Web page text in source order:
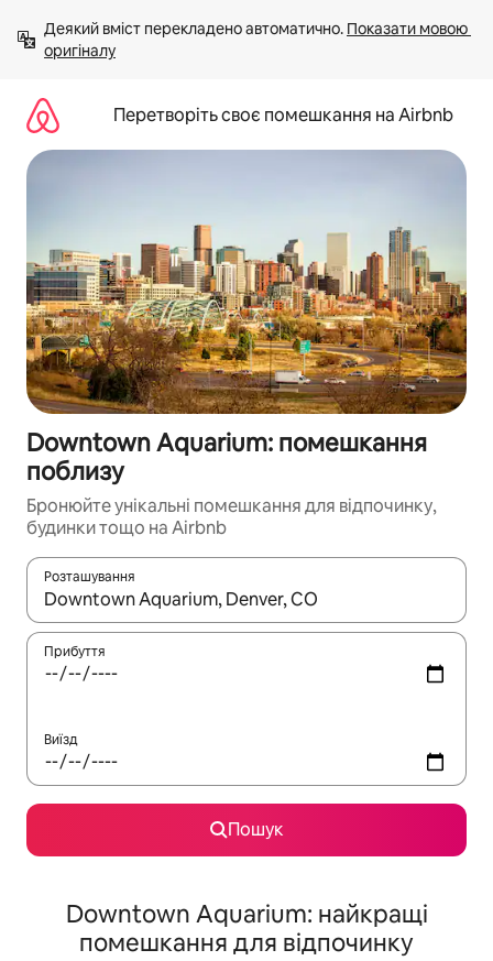
вмісту
Деякий вміст перекладено автоматично. Показати мовою
оригіналу
Перетворіть своє помешкання на Airbnb
Downtown Aquarium: помешкання
поблизу
Бронюйте унікальні помешкання для відпочинку,
будинки тощо на Airbnb
Розташування
Отримавши результати пошуку, використовуйте для
Прибуття
Виїзд
Пошук
Downtown Aquarium: найкращі
помешкання для відпочинку